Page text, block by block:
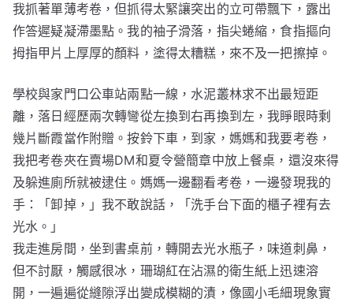
我抓著單薄考卷，但抓得太緊讓突出的立可帶飄下，露出
作答遲疑凝滯墨點。我的袖子滑落，指尖蜷縮，食指摳向
拇指甲片上厚厚的顏料，塗得太糟糕，來不及一把擦掉。
學校與家門口公車站兩點一線，水泥叢林求不出最短距
離，落日經歷兩次轉彎從左換到右再換到左，我睜眼時剩
幾片斷霞當作附贈。按鈴下車，到家，媽媽和我要考卷，
我把考卷夾在賣場DM和夏令營簡章中放上餐桌，還沒來得
及躲進廁所就被逮住。媽媽一邊翻看考卷，一邊發現我的
手：「卸掉，」我不敢說話，「洗手台下面的櫃子裡有去
光水。」
我走進房間，坐到書桌前，轉開去光水瓶子，味道刺鼻，
但不討厭，觸感很冰，珊瑚紅在沾濕的衛生紙上迅速溶
開，一遍遍從縫隙浮出變成模糊的漬，像國小毛細現象實